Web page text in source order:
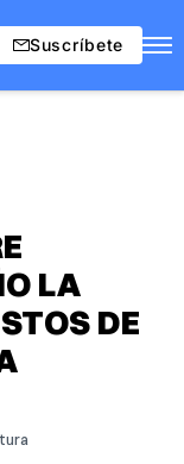
Suscríbete
LA
DE